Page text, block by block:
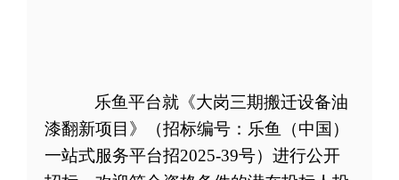
乐鱼平台就《大岗三期搬迁设备油
漆翻新项目 》（招标编号： 乐鱼（中国）
一站式服务平台招2025-39号）进行公开